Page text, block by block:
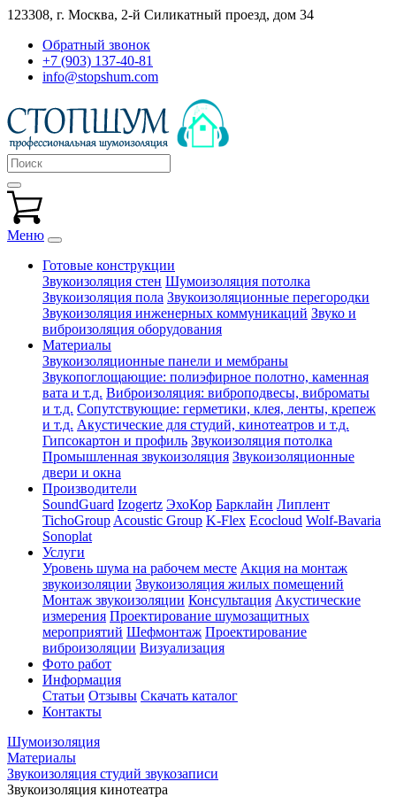
123308, г. Москва, 2-й Силикатный проезд, дом 34
Обратный звонок
+7 (903) 137-40-81
info@stopshum.com
Меню
Готовые конструкции
Звукоизоляция стен Шумоизоляция потолка
Звукоизоляция пола Звукоизоляционные перегородки
Звукоизоляция инженерных коммуникаций Звуко и
виброизоляция оборудования
Материалы
Звукоизоляционные панели и мембраны
Звукопоглощающие: полиэфирное полотно, каменная
вата и т.д. Виброизоляция: виброподвесы, виброматы
и т.д. Сопутствующие: герметики, клея, ленты, крепеж
и т.д. Акустические для студий, кинотеатров и т.д.
Гипсокартон и профиль Звукоизоляция потолка
Промышленная звукоизоляция Звукоизоляционные
двери и окна
Производители
SoundGuard Izogertz ЭхоКор Барклайн Липлент
TichoGroup Acoustic Group K-Flex Ecocloud Wolf-Bavaria
Sonoplat
Услуги
Уровень шума на рабочем месте Акция на монтаж
звукоизоляции Звукоизоляция жилых помещений
Монтаж звукоизоляции Консультация Акустические
измерения Проектирование шумозащитных
мероприятий Шефмонтаж Проектирование
виброизоляции Визуализация
Фото работ
Информация
Статьи Отзывы Скачать каталог
Контакты
Шумоизоляция
Материалы
Звукоизоляция студий звукозаписи
Звукоизоляция кинотеатра